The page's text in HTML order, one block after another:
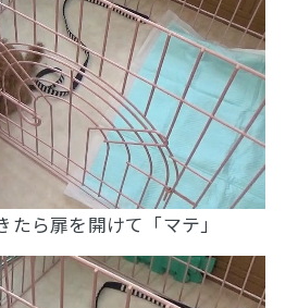
たら扉を開けて「マテ」